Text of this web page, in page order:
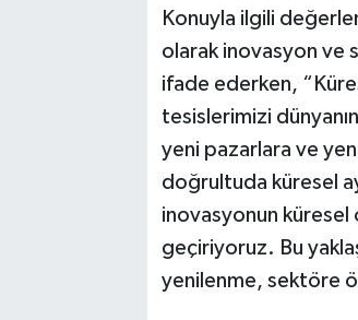
Konuyla ilgili
olarak inovasyon ve
ifade ederken,
tesislerimizi
yeni pazarlara ve
doğrultuda küresel
inovasyonun
geçiriyoruz. Bu
yenilenme, sektöre